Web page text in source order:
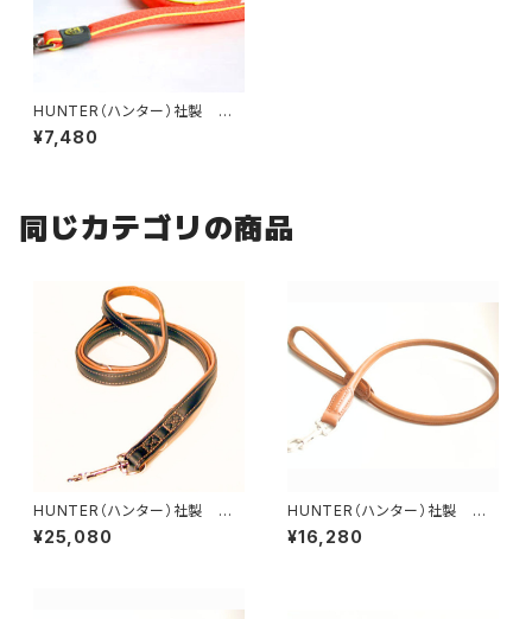
HUNTER（ハンター）社製 犬
用マウイリード 120cm
¥7,480
同じカテゴリの商品
HUNTER（ハンター）社製 犬
用カナディアン・エルクレザー3
wayリード【200cm・リード幅2
¥25,080
HUNTER（ハンター）社製 犬
用エルクレザー丸め革リード【1
00cm・リード直径8mm】
¥16,280